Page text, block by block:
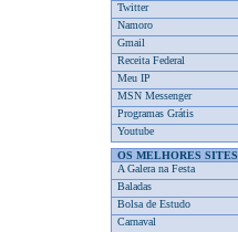
Twitter
Namoro
Gmail
Receita Federal
Meu IP
MSN Messenger
Programas Grátis
Youtube
OS MELHORES SITES
A Galera na Festa
Baladas
Bolsa de Estudo
Carnaval